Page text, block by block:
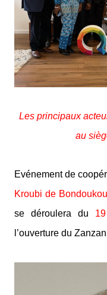
Les principaux
au
Evénement de
Kroubi de Bondoukou
se déroulera du
l’ouverture du